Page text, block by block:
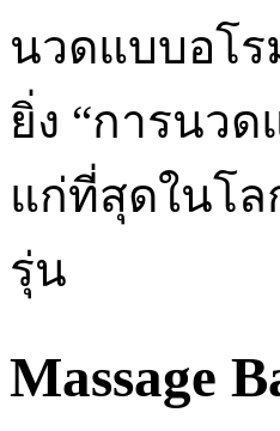
นวดแบบอโร
ยิ่ง “การนว
แก่ที่สุดในโ
รุ่น
Massage